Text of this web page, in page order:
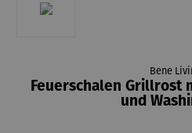
Bene
Feuerschalen Grillrost
und